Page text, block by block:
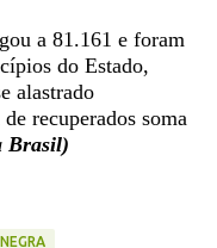
a 81.161 e foram
do Estado,
alastrado
recuperados soma
Brasil)